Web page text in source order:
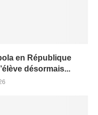
en République
désormais...